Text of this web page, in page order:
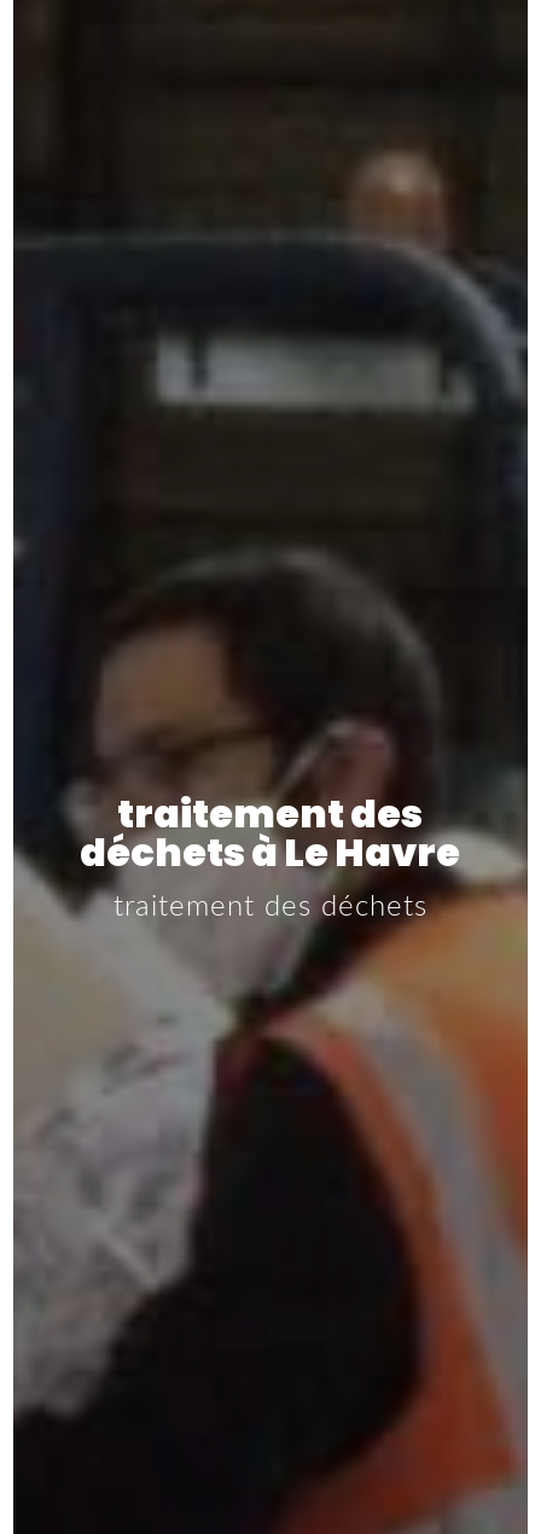
traitement des
déchets à Le Havre
traitement des déchets